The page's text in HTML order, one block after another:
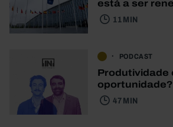
está a ser
11 MIN
PODCAST
Produtividade
oportunidade?
47 MIN